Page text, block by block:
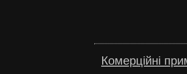
Комерційні